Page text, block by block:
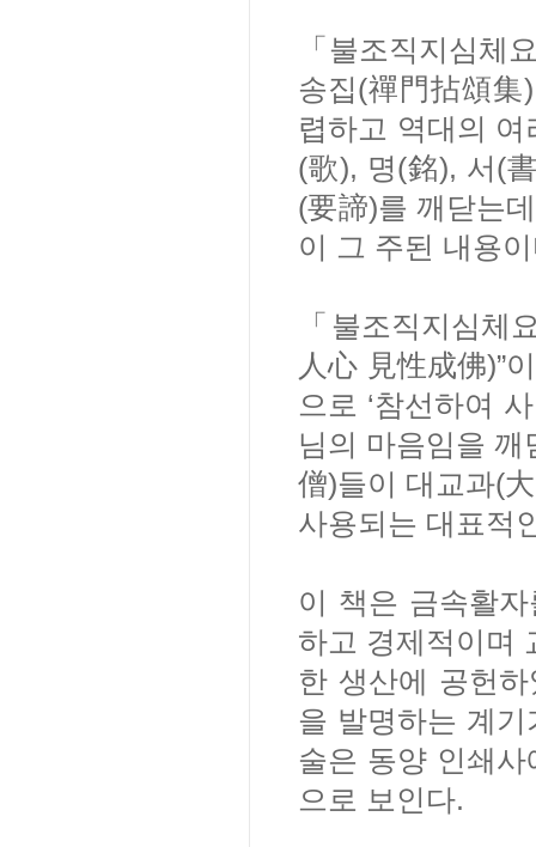
「불조직지심체
송집(禪門拈頌集
렵하고 역대의
(歌), 명(銘), 서(
(要諦)를 깨닫는
이 그 주된 내용
「불조직지심체
人心 見性成佛)”
으로 ‘참선하여
님의 마음임을 깨
僧)들이 대교과(
사용되는 대표적
이 책은 금속활
하고 경제적이며
한 생산에 공헌
을 발명하는 계
술은 동양 인쇄
으로 보인다.